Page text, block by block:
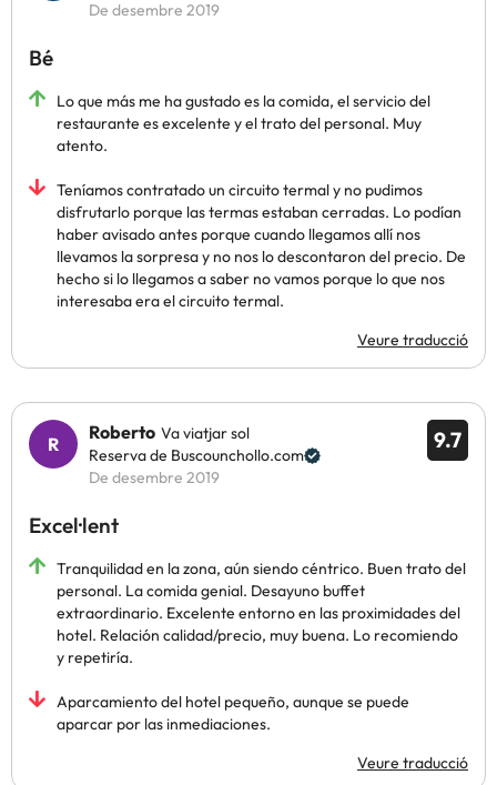
De desembre 2019
Bé
Lo que más me ha gustado es la comida, el servicio del
restaurante es excelente y el trato del personal. Muy
atento.
Teníamos contratado un circuito termal y no pudimos
disfrutarlo porque las termas estaban cerradas. Lo podían
haber avisado antes porque cuando llegamos allí nos
llevamos la sorpresa y no nos lo descontaron del precio. De
hecho si lo llegamos a saber no vamos porque lo que nos
interesaba era el circuito termal.
Veure traducció
9.7
Roberto Va viatjar sol
Reserva de Buscounchollo.com
De desembre 2019
Excel·lent
Tranquilidad en la zona, aún siendo céntrico. Buen trato del
personal. La comida genial. Desayuno buffet
extraordinario. Excelente entorno en las proximidades del
hotel. Relación calidad/precio, muy buena. Lo recomiendo
y repetiría.
Aparcamiento del hotel pequeño, aunque se puede
aparcar por las inmediaciones.
Veure traducció